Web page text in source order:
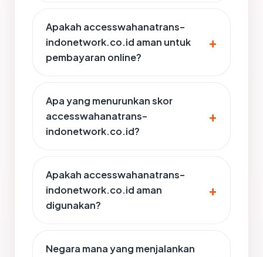
Apakah accesswahanatrans-
indonetwork.co.id aman untuk
pembayaran online?
Apa yang menurunkan skor
accesswahanatrans-
indonetwork.co.id?
Apakah accesswahanatrans-
indonetwork.co.id aman
digunakan?
Negara mana yang menjalankan